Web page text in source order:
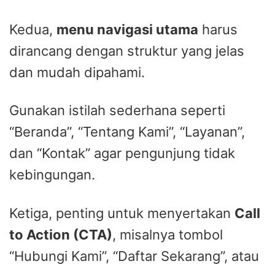
Kedua, menu navigasi utama harus
dirancang dengan struktur yang jelas
dan mudah dipahami.
Gunakan istilah sederhana seperti
“Beranda”, “Tentang Kami”, “Layanan”,
dan “Kontak” agar pengunjung tidak
kebingungan.
Ketiga, penting untuk menyertakan Call
to Action (CTA), misalnya tombol
“Hubungi Kami”, “Daftar Sekarang”, atau